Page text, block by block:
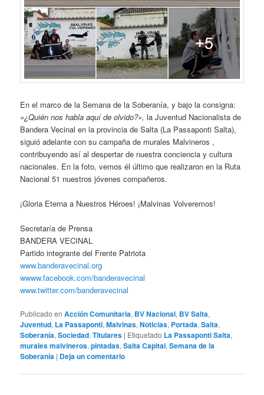
En el marco de la Semana de la Soberanía, y bajo la consigna:
«¿Quién nos habla aquí de olvido?»,la Juventud Nacionalista de
Bandera Vecinal en la provincia de Salta (La Passaponti Salta),
siguió adelante con su campaña de murales Malvineros ,
contribuyendo así al despertar de nuestra conciencia y cultura
nacionales. En la foto, vemos él último que realizaron en la Ruta
Nacional 51 nuestros jóvenes compañeros.
¡Gloria Eterna a Nuestros Héroes! ¡Malvinas Volveremos!
Secretaría de Prensa
BANDERA VECINAL
Partido integrante del Frente Patriota
www.banderavecinal.org
wwww.facebook.com/banderavecinal
www.twitter.com/banderavecinal
Publicado en Acción Comunitaria, BV Nacional, BV Salta,
Juventud, La Passaponti,Malvinas,Noticias, Portada,Salta,
Soberanía,Sociedad,Titulares | Etiquetado La Passaponti Salta,
murales malvineros,pintadas,Salta Capital,Semana de la
Soberanía | Deja un comentario